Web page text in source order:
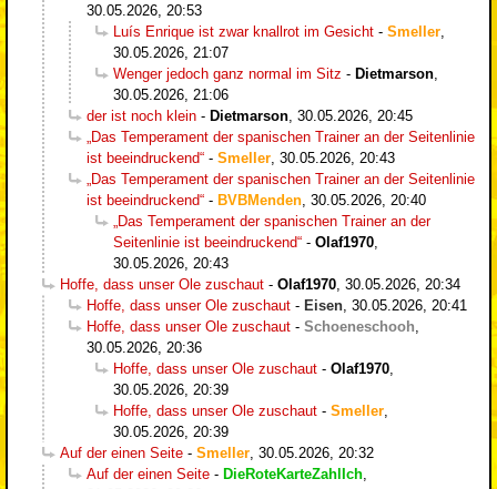
30.05.2026, 20:53
Luís Enrique ist zwar knallrot im Gesicht - Smeller
30.05.2026, 21:07
Wenger jedoch ganz normal im Sitz - Dietmarson
30.05.2026, 21:06
der ist noch klein - Dietmarson 30.05.2026, 20:45
„Das Temperament der spanischen Trainer an der Seitenlinie
ist beeindruckend“ - Smeller 30.05.2026, 20:43
„Das Temperament der spanischen Trainer an der Seitenlinie
ist beeindruckend“ - BVBMenden 30.05.2026, 20:40
„Das Temperament der spanischen Trainer an der
Seitenlinie ist beeindruckend“ - Olaf1970
30.05.2026, 20:43
Hoffe, dass unser Ole zuschaut - Olaf1970 30.05.2026, 20:34
Hoffe, dass unser Ole zuschaut - Eisen 30.05.2026, 20:41
Hoffe, dass unser Ole zuschaut - Schoeneschooh
30.05.2026, 20:36
Hoffe, dass unser Ole zuschaut - Olaf1970
30.05.2026, 20:39
Hoffe, dass unser Ole zuschaut - Smeller
30.05.2026, 20:39
Auf der einen Seite - Smeller 30.05.2026, 20:32
Auf der einen Seite - DieRoteKarteZahlIch